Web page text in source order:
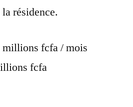
résidence.
fcfa / mois
fcfa